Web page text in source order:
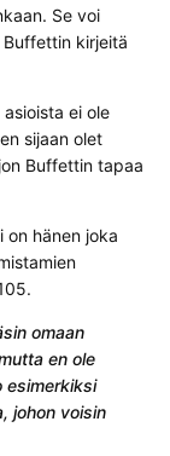
Se voi
kirjeitä
ei ole
sijaan olet
Buffettin tapaa
on hänen joka
omaan
en ole
esimerkiksi
johon voisin